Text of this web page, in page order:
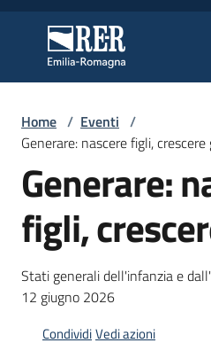
Regione Emilia-
Regione Emilia-Romagna
Regione
Servizi
Leggi
Home / Eventi /
Generare: nascere figli,
Generare:
figli,
Stati generali dell'infanzia e
12 giugno 2026
CondividiVedi azioni